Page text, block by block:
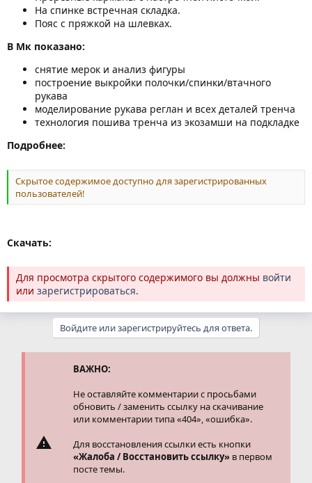
На спинке встречная складка.
Пояс с пряжкой на шлевках.
В Мк показано:
снятие мерок и анализ фигуры
построение выкройки полочки/спинки/втачного
рукава
моделирование рукава реглан и всех деталей тренча
технология пошива тренча из экозамши на подкладке
Подробнее:
Скрытое содержимое доступно для зарегистрированных
пользователей!
Скачать:
Для просмотра скрытого содержимого вы должны войти
или зарегистрироваться.
Войдите или зарегистрируйтесь для ответа.
ВАЖНО:
Не оставляйте комментарии с просьбами
обновить / заменить ссылку на скачивание
или комментарии типа «404», «ошибка».
Для восстановления ссылки есть кнопки
«Жалоба / Восстановить ссылку» в первом
посте темы.